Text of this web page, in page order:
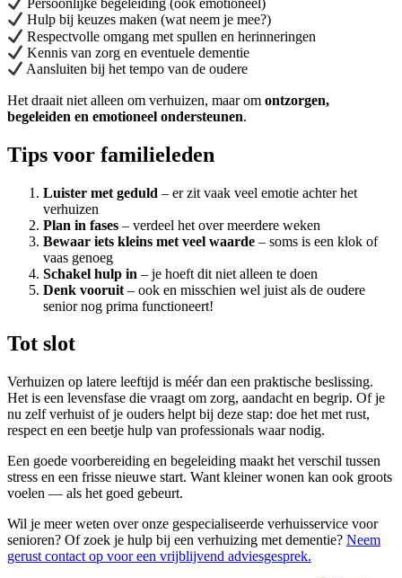
Persoonlijke begeleiding (ook emotioneel)
Hulp bij keuzes maken (wat neem je mee?)
Respectvolle omgang met spullen en herinneringen
Kennis van zorg en eventuele dementie
Aansluiten bij het tempo van de oudere
Het draait niet alleen om verhuizen, maar om ontzorgen,
begeleiden en emotioneel ondersteunen.
Tips voor familieleden
Luister met geduld – er zit vaak veel emotie achter het
verhuizen
Plan in fases – verdeel het over meerdere weken
Bewaar iets kleins met veel waarde – soms is een klok of
vaas genoeg
Schakel hulp in – je hoeft dit niet alleen te doen
Denk vooruit – ook en misschien wel juist als de oudere
senior nog prima functioneert!
Tot slot
Verhuizen op latere leeftijd is méér dan een praktische beslissing.
Het is een levensfase die vraagt om zorg, aandacht en begrip. Of je
nu zelf verhuist of je ouders helpt bij deze stap: doe het met rust,
respect en een beetje hulp van professionals waar nodig.
Een goede voorbereiding en begeleiding maakt het verschil tussen
stress en een frisse nieuwe start. Want kleiner wonen kan ook groots
voelen — als het goed gebeurt.
Wil je meer weten over onze gespecialiseerde verhuisservice voor
senioren? Of zoek je hulp bij een verhuizing met dementie? Neem
gerust contact op voor een vrijblijvend adviesgesprek.